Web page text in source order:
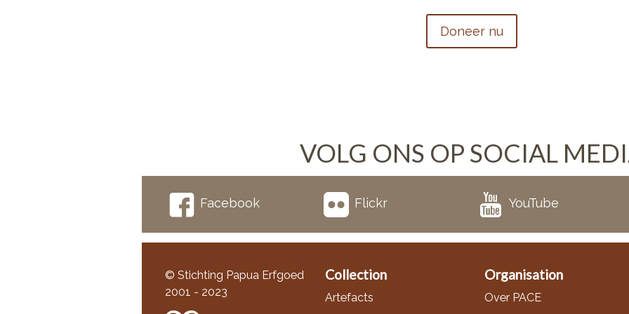
Doneer nu
VOLG ONS OP SOCIAL
Facebook Flickr YouTube
© Stichting Papua Erfgoed
2001 - 2023
Collection
Artefacts
Organisation
Over PACE